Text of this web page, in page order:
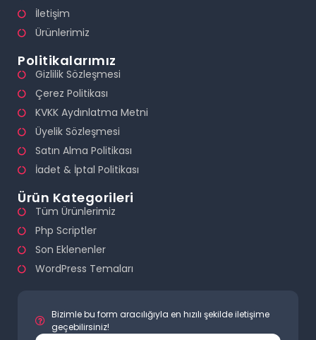
İletişim
Ürünlerimiz
Politikalarımız
Gizlilik Sözleşmesi
Çerez Politikası
KVKK Aydınlatma Metni
Üyelik Sözleşmesi
Satın Alma Politikası
İadet & İptal Politikası
Ürün Kategorileri
Tüm Ürünlerimiz
Php Scriptler
Son Eklenenler
WordPress Temaları
Bizimle bu form aracılığıyla en hızılı şekilde iletişime
geçebilirsiniz!